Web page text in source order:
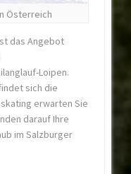
Österreich
das Angebot
Loipen.
sich die
erwarten Sie
darauf Ihre
im Salzburger